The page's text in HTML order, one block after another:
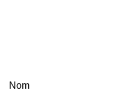
Nom